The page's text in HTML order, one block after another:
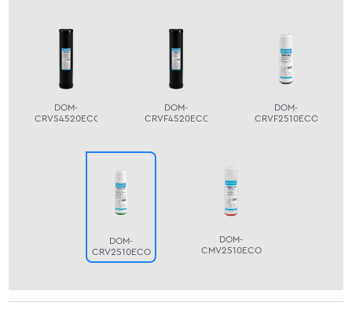
DOM-
CRVS4520ECO
DOM-
CRVF4520ECO
DOM-
CRVF2510ECO
DOM-
CRV2510ECO
DOM-
CMV2510ECO